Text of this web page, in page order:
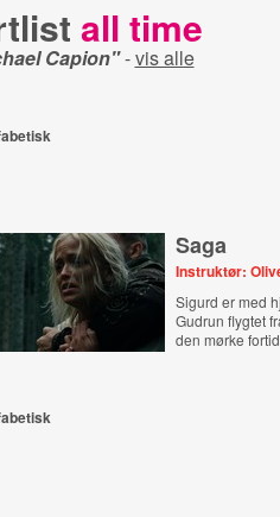
all time
Capion"-vis alle
Saga
Instruktør:
Sigurd er med
Gudrun flygtet
den mørke